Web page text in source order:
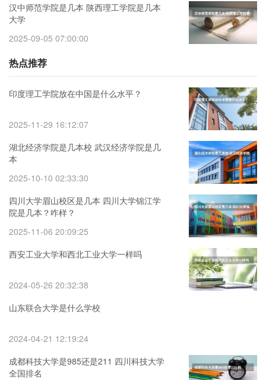
汉中师范学院是几本 陕西理工学院是几本
大学 ​
2025-09-05 07:00:00
热点推荐
印度理工学院放在中国是什么水平？
2025-11-29 16:12:07
湖北经济学院是几本校 武汉经济学院是几
本
2025-10-10 02:33:30
四川大学眉山校区是几本 四川大学锦江学
院是几本？咋样？
2025-11-06 20:09:25
西安工业大学和西北工业大学一样吗
2024-05-26 20:32:38
山东联合大学是什么学校
2024-04-21 12:19:24
成都科技大学是985还是211 四川科技大学
全国排名